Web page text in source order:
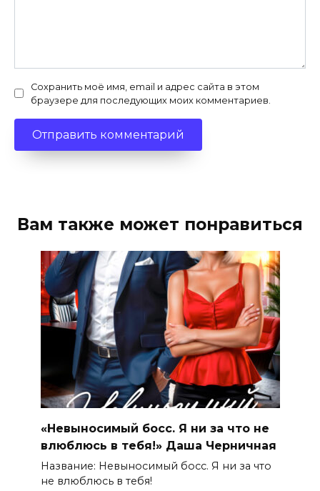
Сохранить моё имя, email и адрес сайта в этом
браузере для последующих моих комментариев.
Вам также может понравиться
«Невыносимый босс. Я ни за что не
влюблюсь в тебя!» Даша Черничная
Название: Невыносимый босс. Я ни за что
не влюблюсь в тебя!